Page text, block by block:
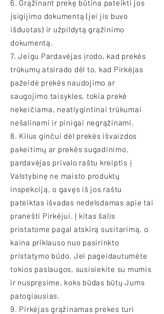
6. Grąžinant prekę būtina pateikti jos
įsigijimo dokumentą (jei jis buvo
išduotas) ir užpildytą grąžinimo
dokumentą.
7. Jeigu Pardavėjas įrodo, kad prekės
trūkumų atsirado dėl to, kad Pirkėjas
pažeidė prekės naudojimo ar
saugojimo taisykles, tokia prekė
nekeičiama, neatlygintinai trūkumai
nešalinami ir pinigai negrąžinami.
8. Kilus ginčui dėl prekės išvaizdos
pakeitimų ar prekės sugadinimo,
pardavėjas privalo raštu kreiptis į
Valstybinę ne maisto produktų
inspekciją, o gavęs iš jos raštu
pateiktas išvadas nedelsdamas apie tai
pranešti Pirkėjui. Į kitas šalis
pristatome pagal atskirą susitarimą, o
kaina priklauso nuo pasirinkto
pristatymo būdo. Jei pageidautumėte
tokios paslaugos, susisiekite su mumis
ir nuspręsime, koks būdas būtų Jums
patogiausias.
9. Pirkėjas grąžinamas prekes turi